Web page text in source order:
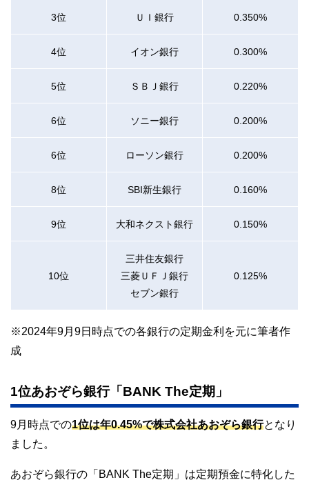
3位 ＵＩ銀行 0.350%
4位 イオン銀行 0.300%
5位 ＳＢＪ銀行 0.220%
6位 ソニー銀行 0.200%
6位 ローソン銀行 0.200%
8位 SBI新生銀行 0.160%
9位 大和ネクスト銀行 0.150%
10位
三井住友銀行
三菱ＵＦＪ銀行
セブン銀行
0.125%
※2024年9月9日時点での各銀行の定期金利を元に筆者作
成
1位あおぞら銀行「BANK The定期」
9月時点での1位は年0.45%で株式会社あおぞら銀行となり
ました。
あおぞら銀行の「BANK The定期」は定期預金に特化した